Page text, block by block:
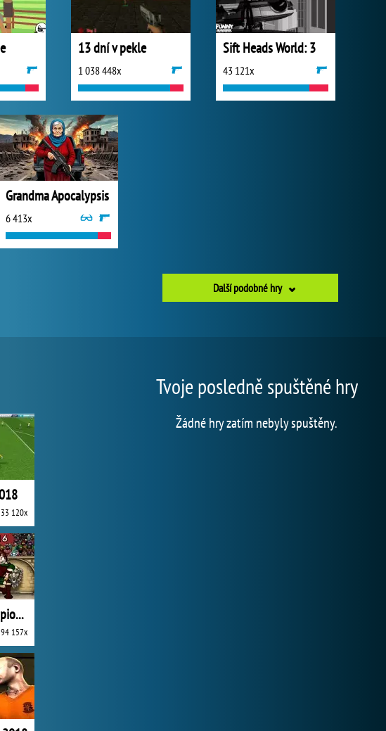
13 dní v pekle
1 038 448x
Sift Heads World: 3
43 121x
Grandma Apocalypsis
6 413x
Další podobné hry
120x
Gladiátor: Champions Sprint
94 157x
Tvoje posledně spuštěné hry
Žádné hry zatím nebyly spuštěny.